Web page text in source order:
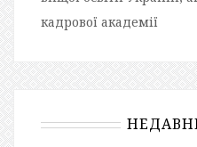
кадрової академії